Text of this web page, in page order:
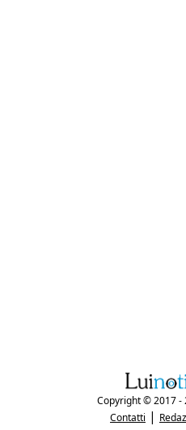
Copyright © 2017 -
Contatti |